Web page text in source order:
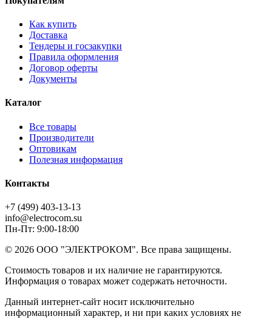
Как купить
Доставка
Тендеры и госзакупки
Правила оформления
Договор оферты
Документы
Каталог
Все товары
Производители
Оптовикам
Полезная информация
Контакты
+7 (499) 403-13-13
info@electrocom.su
Пн-Пт: 9:00-18:00
© 2026 ООО "ЭЛЕКТРОКОМ". Все права защищены.
Стоимость товаров и их наличие не гарантируются.
Информация о товарах может содержать неточности.
Данный интернет-сайт носит исключительно
информационный характер, и ни при каких условиях не